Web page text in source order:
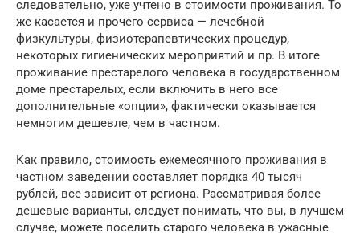
следовательно, уже учтено в стоимости проживания. То
же касается и прочего сервиса — лечебной
физкультуры, физиотерапевтических процедур,
некоторых гигиенических мероприятий и пр. В итоге
проживание престарелого человека в государственном
доме престарелых, если включить в него все
дополнительные «опции», фактически оказывается
немногим дешевле, чем в частном.
Как правило, стоимость ежемесячного проживания в
частном заведении составляет порядка 40 тысяч
рублей, все зависит от региона. Рассматривая более
дешевые варианты, следует понимать, что вы, в лучшем
случае, можете поселить старого человека в ужасные